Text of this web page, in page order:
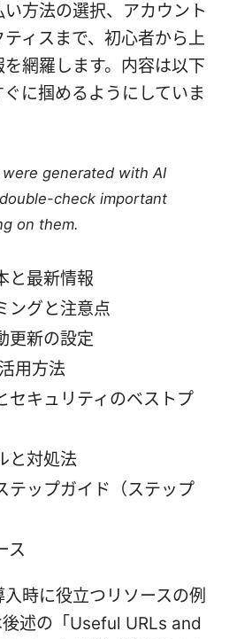
方法の選択、アカウント
ィスまで、初心者から上
網羅します。内容は以下
に掴めるようにしていま
generated with AI
check important
on them.
と最新情報
ングと注意点
更新の設定
用方法
セキュリティのベストプ
と対処法
テップガイド（ステップ
ス
時に役立つリソースの例
述の「Useful URLs and